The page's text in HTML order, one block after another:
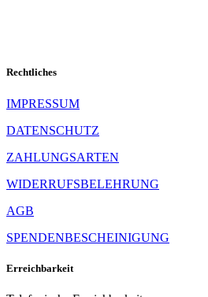
Rechtliches
IMPRESSUM
DATENSCHUTZ
ZAHLUNGSARTEN
WIDERRUFSBELEHRUNG
AGB
SPENDENBESCHEINIGUNG
Erreichbarkeit